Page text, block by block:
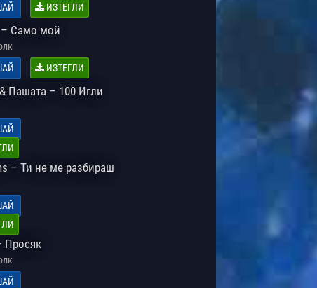
ИЗТЕГЛИ
Само мой
ИЗТЕГЛИ
Пашата – 100 Игли
– Ти не ме разбираш
Просяк